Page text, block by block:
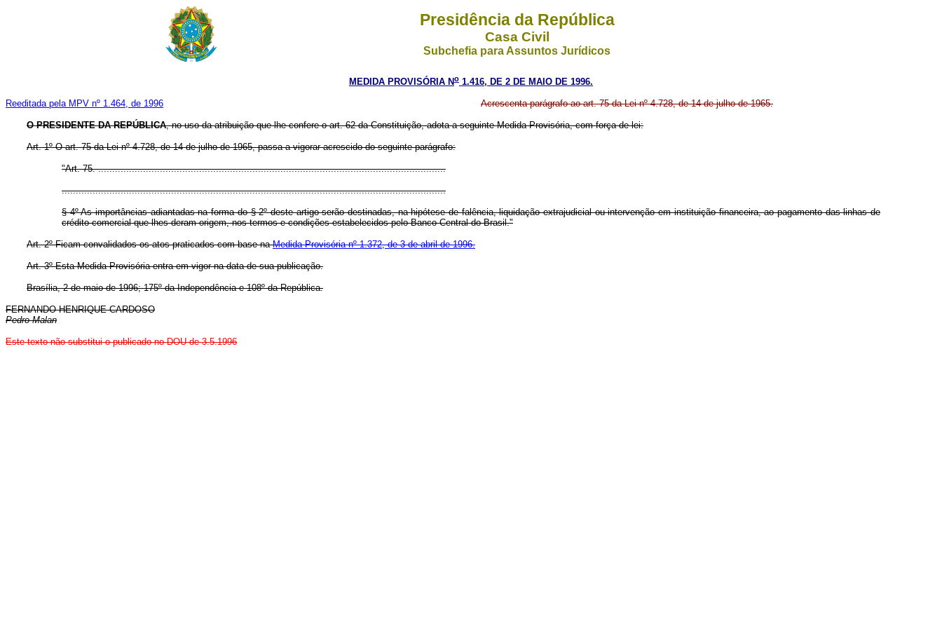
Presidência da República
Casa Civil
Subchefia para Assuntos Jurídicos
MEDIDA PROVISÓRIA No 1.416, DE 2 DE MAIO DE 1996.
Reeditada pela MPV nº 1.464, de 1996 Acrescenta parágrafo ao art. 75 da Lei nº 4.728, de 14 de julho de 1965.
O PRESIDENTE DA REPÚBLICA, no uso da atribuição que lhe confere o art. 62 da Constituição, adota a seguinte Medida Provisória, com força de lei:
Art. 1º O art. 75 da Lei nº 4.728, de 14 de julho de 1965, passa a vigorar acrescido do seguinte parágrafo:
"Art. 75. ............................................................................................................................
.........................................................................................................................................
§ 4º As importâncias adiantadas na forma do § 2º deste artigo serão destinadas, na hipótese de falência, liquidação extrajudicial ou intervenção em instituição financeira, ao pagamento das linhas de
crédito comercial que lhes deram origem, nos termos e condições estabelecidos pelo Banco Central do Brasil."
Art. 2º Ficam convalidados os atos praticados com base naMedida Provisória nº 1.372, de 3 de abril de 1996.
Art. 3º Esta Medida Provisória entra em vigor na data de sua publicação.
Brasília, 2 de maio de 1996; 175º da Independência e 108º da República.
FERNANDO HENRIQUE CARDOSO
Pedro Malan
Este texto não substitui o publicado no DOU de 3.5.1996